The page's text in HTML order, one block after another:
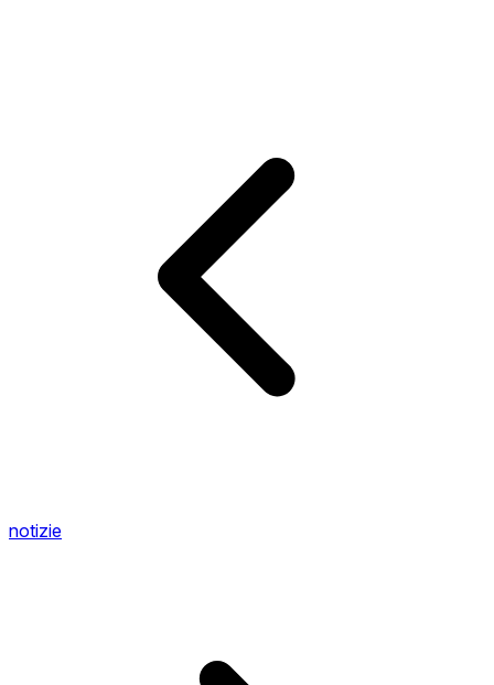
notizie